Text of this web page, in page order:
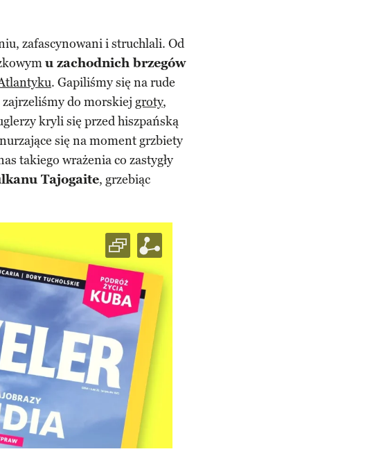
zafascynowani i struchlali. Od
u zachodnich brzegów
. Gapiliśmy się na rude
zajrzeliśmy do morskiej groty,
kryli się przed hiszpańską
się na moment grzbiety
takiego wrażenia co zastygły
Tajogaite, grzebiąc